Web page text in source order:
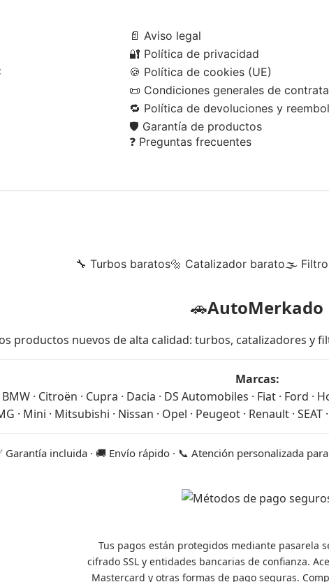
📄 Aviso legal
🔐 Política de privacidad
🍪 Política de cookies (UE)
📜 Condiciones generales de
🔁 Política de devoluciones y
🛡️ Garantía de productos
❓Preguntas frecuentes
🔧 Turbos baratos🔩 Catalizador barato🌫 Filtro
🚗AutoMerkado
productos nuevos de alta calidad: turbos, catalizadores y
Marcas:
· Citroën · Cupra · Dacia · DS Automobiles · Fiat · Ford ·
· Mini · Mitsubishi · Nissan · Opel · Peugeot · Renault ·
Garantía incluida · 🚚 Envío rápido · 📞 Atención personalizada
Tus pagos están protegidos mediante pasarela
cifrado SSL y entidades bancarias de confianza.
Mastercard y otras formas de pago seguras.